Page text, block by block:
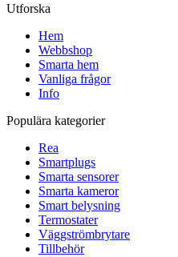
Utforska
Hem
Webbshop
Smarta hem
Vanliga frågor
Info
Populära kategorier
Rea
Smartplugs
Smarta sensorer
Smarta kameror
Smart belysning
Termostater
Väggströmbrytare
Tillbehör